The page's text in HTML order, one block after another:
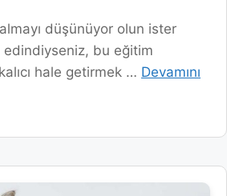
düşünüyor olun ister
bu eğitim
hale getirmek … Devamını